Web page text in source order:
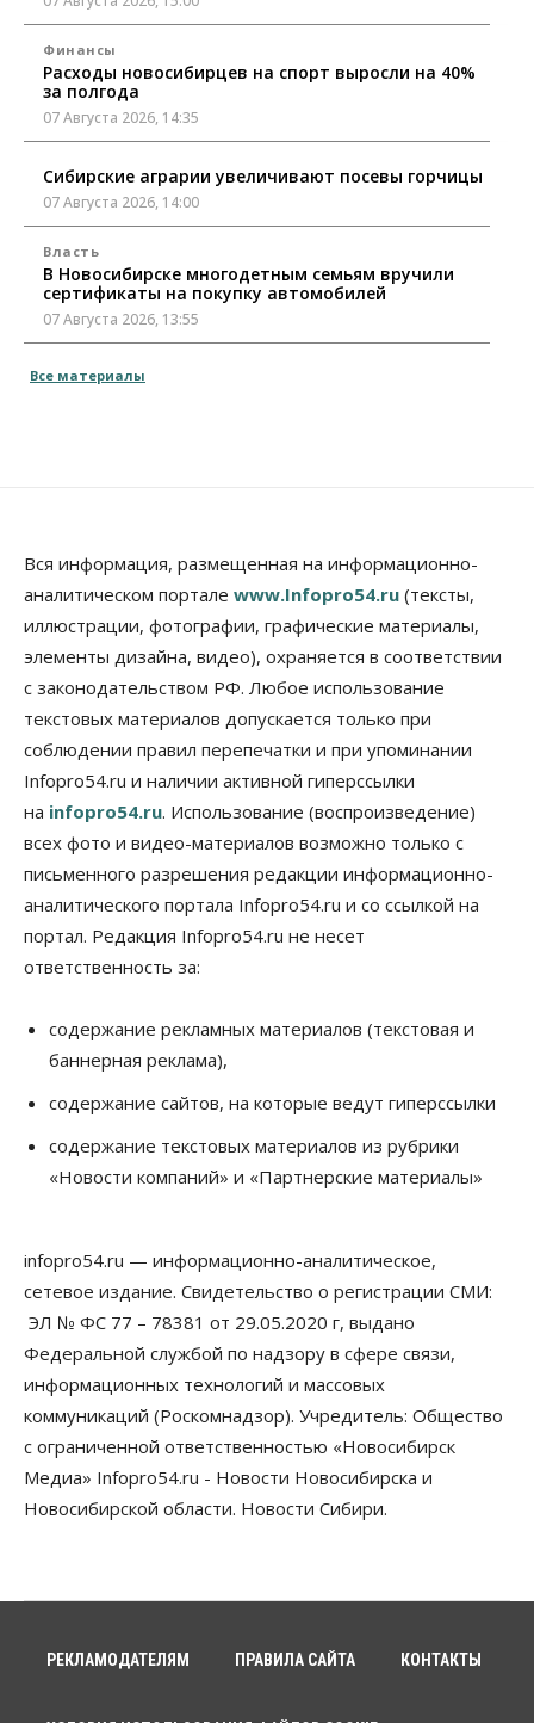
Финансы
Расходы новосибирцев на спорт выросли на 40%
за полгода
07 Августа 2026, 14:35
Сибирские аграрии увеличивают посевы горчицы
07 Августа 2026, 14:00
Власть
В Новосибирске многодетным семьям вручили
сертификаты на покупку автомобилей
07 Августа 2026, 13:55
Треть автовладельцев в Новосибирской области
07 Августа 2026, 12:35
Общество
Синоптики рассказали о погоде в Новосибирске
на выходных
07 Августа 2026, 12:00
Жители Новосибирска смогут добровольно
повысить свою пенсию
07 Августа 2026, 11:30
Общество
Деньгами будут распоряжаться дети: в десяти
школах Новосибирской области введут
инициативное бюджетирование
07 Августа 2026, 11:00
заключили под стражу
07 Августа 2026, 10:15
Общество
Новосибирской области, но режима ЧС не будет
07 Августа 2026, 10:00
выстраивают системы защиты от атак БПЛА
07 Августа 2026, 09:00
По «Сибэлектротерму» выдали исполнительные
листы на полмиллиарда рублей
07 Августа 2026, 08:00
Бизнес Власть Медицина Общество
Искусственный интеллект предлагают
привлекать к разработке новых лекарств в
России
рублей
Все материалы
Вся информация, размещенная на информационно-
аналитическом портале www.Infopro54.ru (тексты,
иллюстрации, фотографии, графические материалы,
элементы дизайна, видео), охраняется в соответствии
с законодательством РФ. Любое использование
текстовых материалов допускается только при
соблюдении правил перепечатки и при упоминании
Infopro54.ru и наличии активной гиперссылки
на infopro54.ru. Использование (воспроизведение)
всех фото и видео-материалов возможно только с
письменного разрешения редакции информационно-
аналитического портала Infopro54.ru и со ссылкой на
портал. Редакция Infopro54.ru не несет
ответственность за:
содержание рекламных материалов (текстовая и
баннерная реклама),
содержание сайтов, на которые ведут гиперссылки
содержание текстовых материалов из рубрики
«Новости компаний» и «Партнерские материалы»
infopro54.ru — информационно-аналитическое,
сетевое издание. Свидетельство о регистрации СМИ:
ЭЛ № ФС 77 – 78381 от 29.05.2020 г, выдано
Федеральной службой по надзору в сфере связи,
информационных технологий и массовых
коммуникаций (Роскомнадзор). Учредитель: Общество
с ограниченной ответственностью «Новосибирск
Медиа» Infopro54.ru - Новости Новосибирска и
Новосибирской области. Новости Сибири.
РЕКЛАМОДАТЕЛЯМ ПРАВИЛА САЙТА КОНТАКТЫ